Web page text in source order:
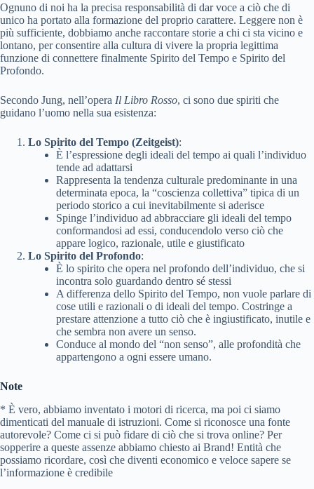
Ognuno di noi ha la precisa responsabilità di dar voce a ciò che di
unico ha portato alla formazione del proprio carattere. Leggere non è
più sufficiente, dobbiamo anche raccontare storie a chi ci sta vicino e
lontano, per consentire alla cultura di vivere la propria legittima
funzione di connettere finalmente Spirito del Tempo e Spirito del
Profondo.
Secondo Jung, nell’opera Il Libro Rosso, ci sono due spiriti che
guidano l’uomo nella sua esistenza:
Lo Spirito del Tempo (Zeitgeist):
È l’espressione degli ideali del tempo ai quali l’individuo
tende ad adattarsi
Rappresenta la tendenza culturale predominante in una
determinata epoca, la “coscienza collettiva” tipica di un
periodo storico a cui inevitabilmente si aderisce
Spinge l’individuo ad abbracciare gli ideali del tempo
conformandosi ad essi, conducendolo verso ciò che
appare logico, razionale, utile e giustificato
Lo Spirito del Profondo:
È lo spirito che opera nel profondo dell’individuo, che si
incontra solo guardando dentro sé stessi
A differenza dello Spirito del Tempo, non vuole parlare di
cose utili e razionali o di ideali del tempo. Costringe a
prestare attenzione a tutto ciò che è ingiustificato, inutile e
che sembra non avere un senso.
Conduce al mondo del “non senso”, alle profondità che
appartengono a ogni essere umano.
Note
* È vero, abbiamo inventato i motori di ricerca, ma poi ci siamo
dimenticati del manuale di istruzioni. Come si riconosce una fonte
autorevole? Come ci si può fidare di ciò che si trova online? Per
sopperire a queste assenze abbiamo chiesto ai Brand! Entità che
possiamo ricordare, così che diventi economico e veloce sapere se
l’informazione è credibile